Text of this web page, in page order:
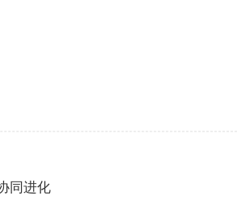
同进化